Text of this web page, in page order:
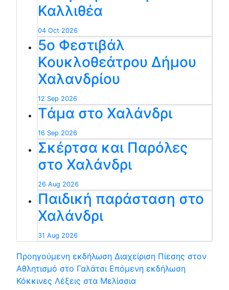
Καλλιθέα
04 Oct 2026
5ο Φεστιβάλ
Κουκλοθεάτρου Δήμου
Χαλανδρίου
12 Sep 2026
Tάμα στο Χαλάνδρι
16 Sep 2026
Σκέρτσα και Παρόλες
στο Χαλάνδρι
26 Aug 2026
Παιδική παράσταση στο
Χαλάνδρι
31 Aug 2026
Προηγούμενη εκδήλωση Διαχείριση Πίεσης στον
Αθλητισμό στο Γαλάτσι Επόμενη εκδήλωση
Κόκκινες Λέξεις στα Μελίσσια